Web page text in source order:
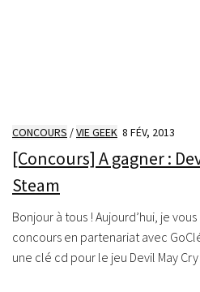
CONCOURS /VIE GEEK 8 FÉV, 2013
[Concours] A gagner :
Steam
Bonjour à tous ! Aujourd’hui, je
concours en partenariat avec
une clé cd pour le jeu Devil May